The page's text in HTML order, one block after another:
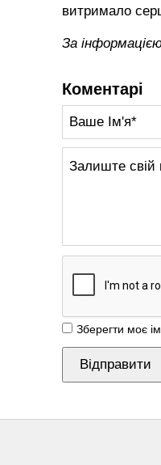
витримало
За
Коментарі
Зберегти моє